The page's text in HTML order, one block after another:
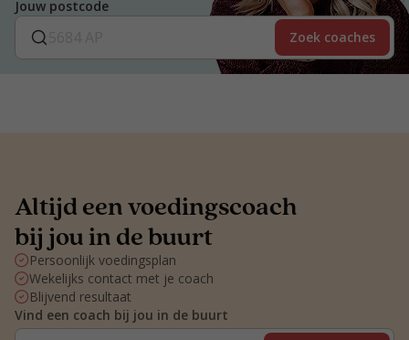
Jouw postcode
Zoek coaches
Altijd een voedingscoach
bij jou in de buurt
Persoonlijk voedingsplan
Wekelijks contact met je coach
Blijvend resultaat
Vind een coach bij jou in de buurt